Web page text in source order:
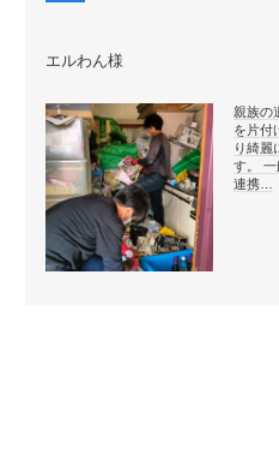
エルわん様
親族の
を片付
り綺麗
す。
連携…